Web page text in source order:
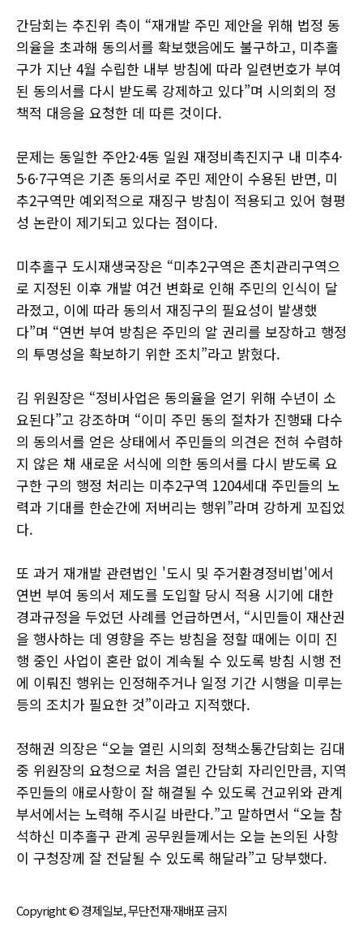
간담회는 추진위 측이 “재개발 주민 제안을 위해 법정 동
의율을 초과해 동의서를 확보했음에도 불구하고, 미추홀
구가 지난 4월 수립한 내부 방침에 따라 일련번호가 부여
된 동의서를 다시 받도록 강제하고 있다”며 시의회의 정
책적 대응을 요청한 데 따른 것이다.
문제는 동일한 주안2·4동 일원 재정비촉진지구 내 미추4·
5·6·7구역은 기존 동의서로 주민 제안이 수용된 반면, 미
추2구역만 예외적으로 재징구 방침이 적용되고 있어 형평
성 논란이 제기되고 있다는 점이다.
미추홀구 도시재생국장은 “미추2구역은 존치관리구역으
로 지정된 이후 개발 여건 변화로 인해 주민의 인식이 달
라졌고, 이에 따라 동의서 재징구의 필요성이 발생했
다”며 “연번 부여 방침은 주민의 알 권리를 보장하고 행정
의 투명성을 확보하기 위한 조치”라고 밝혔다.
김 위원장은 “정비사업은 동의율을 얻기 위해 수년이 소
요된다”고 강조하며 “이미 주민 동의 절차가 진행돼 다수
의 동의서를 얻은 상태에서 주민들의 의견은 전혀 수렴하
지 않은 채 새로운 서식에 의한 동의서를 다시 받도록 요
구한 구의 행정 처리는 미추2구역 1204세대 주민들의 노
력과 기대를 한순간에 저버리는 행위”라며 강하게 꼬집었
다.
또 과거 재개발 관련법인 '도시 및 주거환경정비법'에서
연번 부여 동의서 제도를 도입할 당시 적용 시기에 대한
경과규정을 두었던 사례를 언급하면서, “시민들이 재산권
을 행사하는 데 영향을 주는 방침을 정할 때에는 이미 진
행 중인 사업이 혼란 없이 계속될 수 있도록 방침 시행 전
에 이뤄진 행위는 인정해주거나 일정 기간 시행을 미루는
등의 조치가 필요한 것”이라고 지적했다.
정해권 의장은 “오늘 열린 시의회 정책소통간담회는 김대
중 위원장의 요청으로 처음 열린 간담회 자리인만큼, 지역
주민들의 애로사항이 잘 해결될 수 있도록 건교위와 관계
부서에서는 노력해 주시길 바란다.”고 말하면서 “오늘 참
석하신 미추홀구 관계 공무원들께서는 오늘 논의된 사항
이 구청장께 잘 전달될 수 있도록 해달라”고 당부했다.
Copyright © 경제일보, 무단전재·재배포 금지